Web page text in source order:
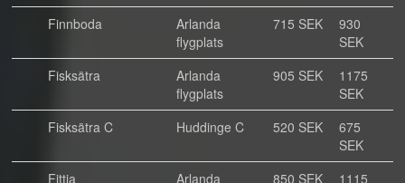
Finnboda
Arlanda
flygplats
715 SEK
930
SEK
Fisksätra
Arlanda
flygplats
905 SEK
1175
SEK
Fisksätra C
Huddinge C 520 SEK
675
SEK
Fittja
Arlanda
850 SEK
1115